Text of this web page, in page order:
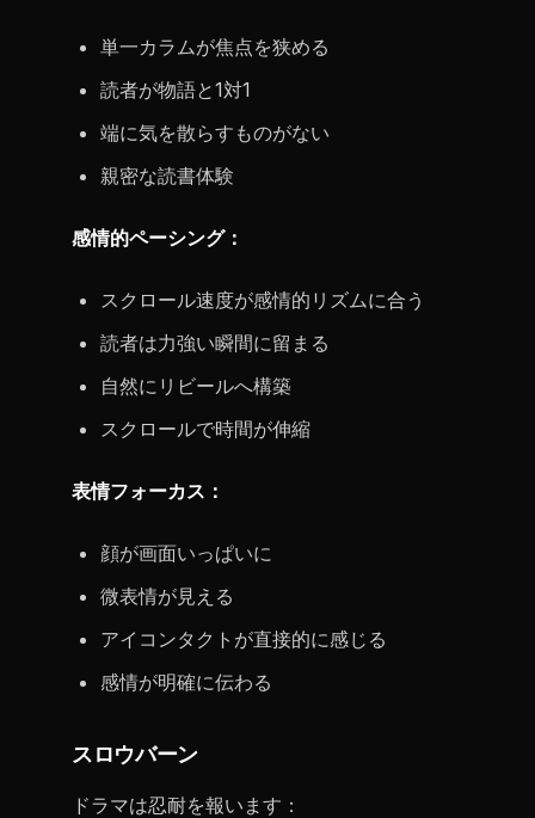
単一カラムが焦点を狭める
読者が物語と1対1
端に気を散らすものがない
親密な読書体験
感情的ペーシング：
スクロール速度が感情的リズムに合う
読者は力強い瞬間に留まる
自然にリビールへ構築
スクロールで時間が伸縮
表情フォーカス：
顔が画面いっぱいに
微表情が見える
アイコンタクトが直接的に感じる
感情が明確に伝わる
スロウバーン
ドラマは忍耐を報います：